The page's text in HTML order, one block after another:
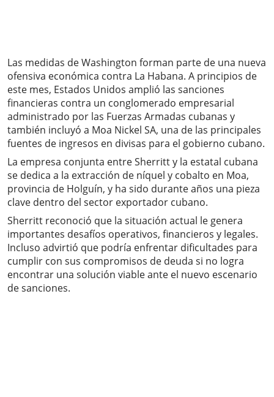
Las medidas de Washington forman parte de una nueva
ofensiva económica contra La Habana. A principios de
este mes, Estados Unidos amplió las sanciones
financieras contra un conglomerado empresarial
administrado por las Fuerzas Armadas cubanas y
también incluyó a Moa Nickel SA, una de las principales
fuentes de ingresos en divisas para el gobierno cubano.
La empresa conjunta entre Sherritt y la estatal cubana
se dedica a la extracción de níquel y cobalto en Moa,
provincia de Holguín, y ha sido durante años una pieza
clave dentro del sector exportador cubano.
Sherritt reconoció que la situación actual le genera
importantes desafíos operativos, financieros y legales.
Incluso advirtió que podría enfrentar dificultades para
cumplir con sus compromisos de deuda si no logra
encontrar una solución viable ante el nuevo escenario
de sanciones.